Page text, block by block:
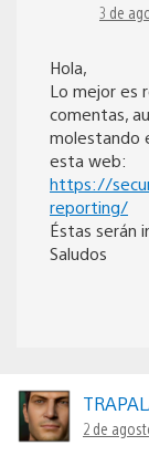
3 de
Hola,
Lo mejor es
comentas,
molestando
esta web:
https://
reporting/
Éstas serán
Saludos
2 de